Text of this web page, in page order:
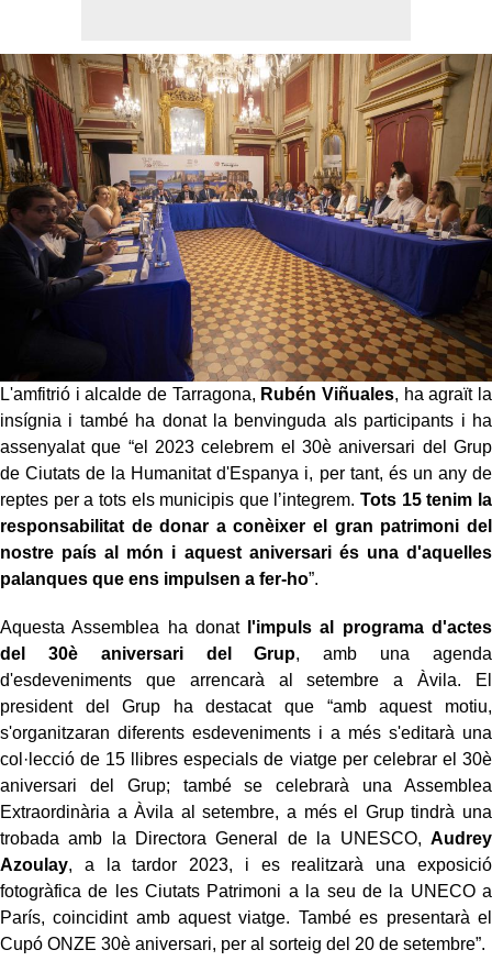
L'amfitrió i alcalde de Tarragona, Rubén Viñuales, ha agraït la
insígnia i també ha donat la benvinguda als participants i ha
assenyalat que “el 2023 celebrem el 30è aniversari del Grup
de Ciutats de la Humanitat d'Espanya i, per tant, és un any de
reptes per a tots els municipis que l’integrem. Tots 15 tenim la
responsabilitat de donar a conèixer el gran patrimoni del
nostre país al món i aquest aniversari és una d'aquelles
palanques que ens impulsen a fer-ho”.
Aquesta Assemblea ha donatl'impuls al programa d'actes
del 30è aniversari del Grup, amb una agenda
d'esdeveniments que arrencarà al setembre a Àvila. El
president del Grup ha destacat que “amb aquest motiu,
s'organitzaran diferents esdeveniments i a més s'editarà una
col·lecció de 15 llibres especials de viatge per celebrar el 30è
aniversari del Grup; també se celebrarà una Assemblea
Extraordinària a Àvila al setembre, a més el Grup tindrà una
trobada amb la Directora General de la UNESCO, Audrey
Azoulay, a la tardor 2023, i es realitzarà una exposició
fotogràfica de les Ciutats Patrimoni a la seu de la UNECO a
París, coincidint amb aquest viatge. També es presentarà el
Cupó ONZE 30è aniversari, per al sorteig del 20 de setembre”.